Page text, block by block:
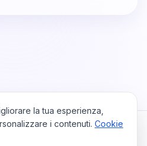
la tua esperienza,
i contenuti. Cookie